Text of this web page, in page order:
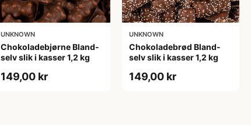
UNKNOWN
Chokoladebjørne Bland-
selv slik i kasser 1,2 kg
149,00 kr
UNKNOWN
Chokoladebrød Bland-
selv slik i kasser 1,2 kg
149,00 kr